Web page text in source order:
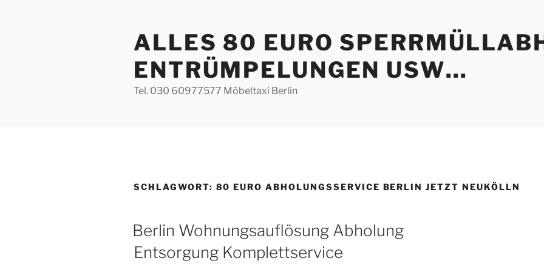
ALLES 80 EURO
ENTRÜMPELUNGEN USW…
Tel. 030 60977577 Möbeltaxi Berlin
SCHLAGWORT: 80 EURO ABHOLUNGSSERVICE BERLIN JETZT NEUKÖLLN
VERÖFFENTLICHT
AM
Berlin Wohnungsauflösung Abholung
Entsorgung Komplettservice